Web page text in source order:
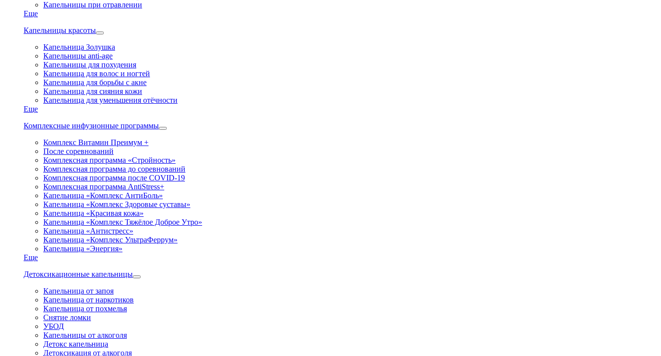
Капельницы при отравлении
Еще
Капельницы красоты
Капельница Золушка
Капельницы anti-age
Капельницы для похудения
Капельница для волос и ногтей
Капельница для борьбы с акне
Капельница для сияния кожи
Капельница для уменьшения отёчности
Еще
Комплексные инфузионные программы
Комплекс Витамин Преимум +
После соревнований
Комплексная программа «Стройность»
Комплексная программа до соревнований
Комплексная программа после COVID-19
Комплексная программа AntiStress+
Капельница «Комплекс АнтиБоль»
Капельница «Комплекс Здоровые суставы»
Капельница «Красивая кожа»
Капельница «Комплекс Тяжёлое Доброе Утро»
Капельница «Антистресс»
Капельница «Комплекс УльтраФеррум»
Капельница «Энергия»
Еще
Детоксикационные капельницы
Капельница от запоя
Капельница от наркотиков
Капельница от похмелья
Снятие ломки
УБОД
Капельницы от алкоголя
Детокс капельница
Детоксикация от алкоголя